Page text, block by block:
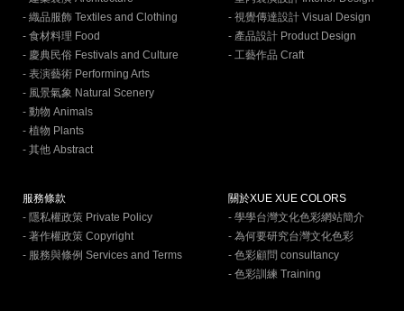
- 織品服飾 Textiles and Clothing
- 食材料理 Food
- 慶典民俗 Festivals and Culture
- 表演藝術 Performing Arts
- 風景氣象 Natural Scenery
- 動物 Animals
- 植物 Plants
- 其他 Abstract
- 視覺傳達設計 Visual Design
- 產品設計 Product Design
- 工藝作品 Craft
服務條款
- 隱私權政策 Private Policy
- 著作權政策 Copyright
- 服務與條例 Services and Terms
關於XUE XUE COLORS
- 學學台灣文化色彩網站簡介
- 為何要研究台灣文化色彩
- 色彩顧問 consultancy
- 色彩訓練 Training